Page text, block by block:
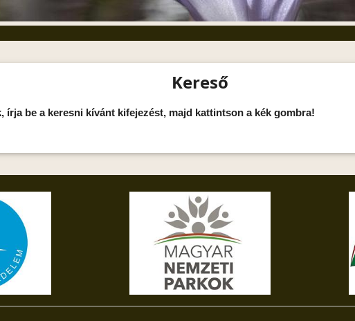
Kereső
írja be a keresni kívánt kifejezést, majd kattintson a kék gombra!